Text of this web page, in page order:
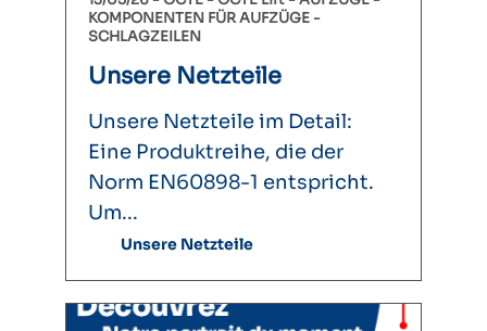
KOMPONENTEN FÜR AUFZÜGE
SCHLAGZEILEN
Unsere Netzteile
Unsere Netzteile im Detail:
Eine Produktreihe, die der
Norm EN60898-1 entspricht.
Um...
Unsere Netzteile